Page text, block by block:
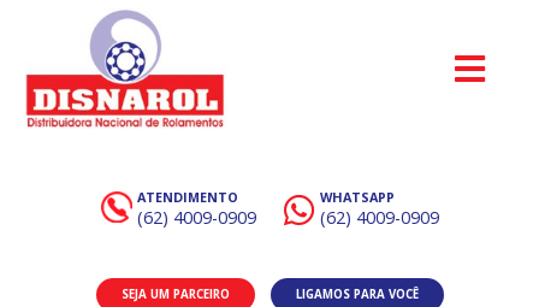
ATENDIMENTO
(62) 4009-0909
WHATSAPP
(62) 4009-0909
SEJA UM PARCEIRO LIGAMOS PARA VOCÊ